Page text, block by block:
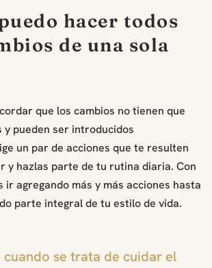
hacer todos
de una sola
que los cambios no tienen que
pueden ser introducidos
un par de acciones que te resulten
y hazlas parte de tu rutina diaria. Con
ir agregando más y más acciones hasta
parte integral de tu estilo de vida.
cuando se trata de cuidar el